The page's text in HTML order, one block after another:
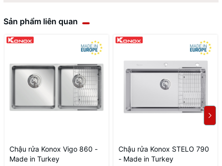
Sản phẩm liên quan
Chậu rửa Konox Vigo 860 -
Made in Turkey
Chậu rửa Konox STELO 790
- Made in Turkey